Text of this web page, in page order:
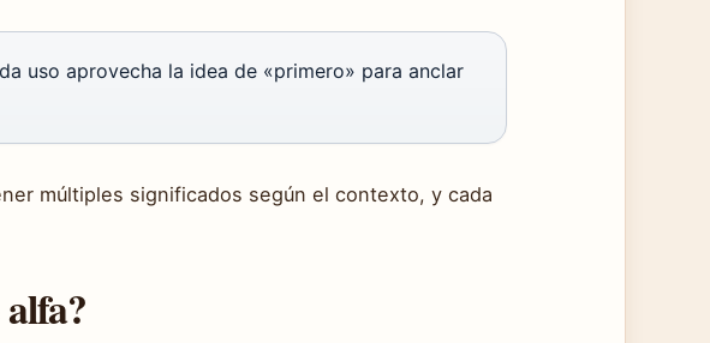
uso aprovecha la idea de «primero» para anclar
múltiples significados según el contexto, y cada